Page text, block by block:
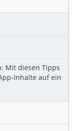
Mit diesen Tipps
Inhalte auf ein